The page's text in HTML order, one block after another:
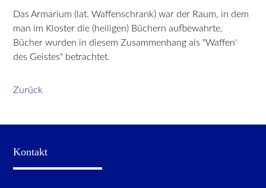
Das Armarium (lat. Waffenschrank) war der Raum, in dem
man im Kloster die (heiligen) Büchern aufbewahrte.
Bücher wurden in diesem Zusammenhang als "Waffen'
des Geistes" betrachtet.
Zurück
Kontakt